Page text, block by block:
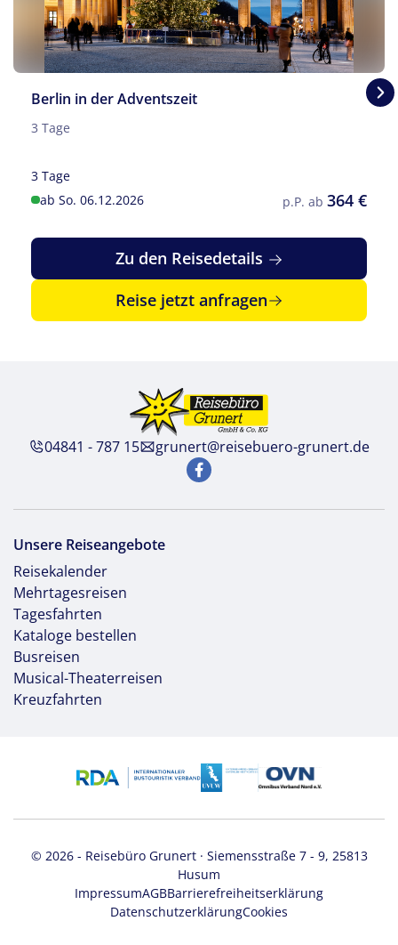
Berlin in der Adventszeit
3 Tage
3 Tage
ab So. 06.12.2026
p.P. ab 364 €
Zu den Reisedetails
Reise jetzt anfragen
04841 - 787 15 grunert@reisebuero-grunert.de
Unsere Reiseangebote
Reisekalender
Mehrtagesreisen
Tagesfahrten
Kataloge bestellen
Busreisen
Musical-Theaterreisen
Kreuzfahrten
© 2026 - Reisebüro Grunert · Siemensstraße 7 - 9, 25813
Husum
ImpressumAGBBarrierefreiheitserklärung
DatenschutzerklärungCookies